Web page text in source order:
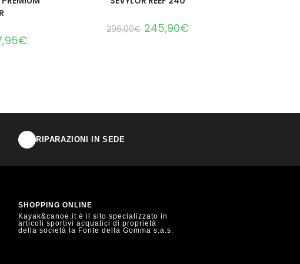
€
296,00€ 245,90€
RIPARAZIONI IN SEDE
SHOPPING ONLINE
Kayak&canoe.it è il sito specializzato in
articoli sportivi acquatici di proprietà
della società la Fonte della Gomma s.a.s.